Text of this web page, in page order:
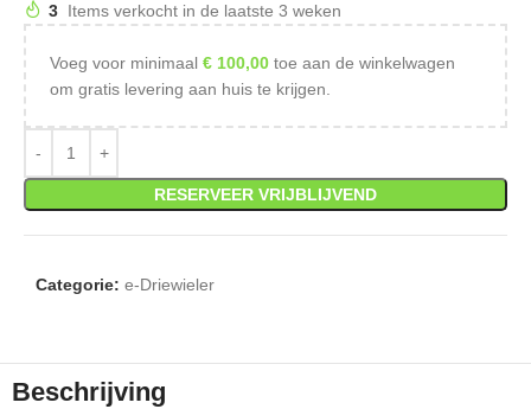
3 Items verkocht in de laatste 3 weken
Voeg voor minimaal € 100,00 toe aan de winkelwagen
om gratis levering aan huis te krijgen.
RESERVEER VRIJBLIJVEND
Categorie: e-Driewieler
Beschrijving